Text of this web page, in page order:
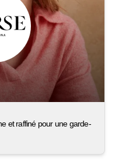
et raffiné pour une garde-